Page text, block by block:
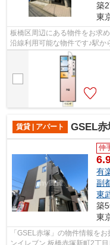
築
東
板橋区周辺にある物件をお求
沿線利用可能な物件です♪駅か
♪ATMに行かずとも、初期費用
賃貸 | アパート GSEL赤
仲
有
副
東
築
東
「GSEL赤塚」の物件情報を
ンイレブン 板橋赤塚新町2丁